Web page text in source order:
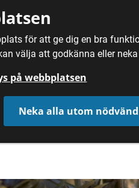
för att ge dig en bra
välja att godkänna eller neka
på webbplatsen
Neka alla utom